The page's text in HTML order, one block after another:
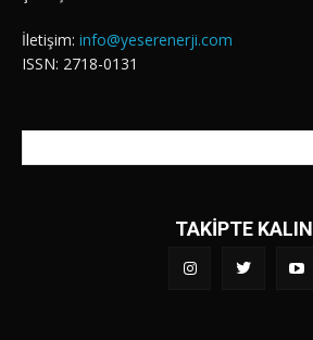
İletişim: info@yeserenerji.com
ISSN: 2718-0131
TAKİPTE KALIN